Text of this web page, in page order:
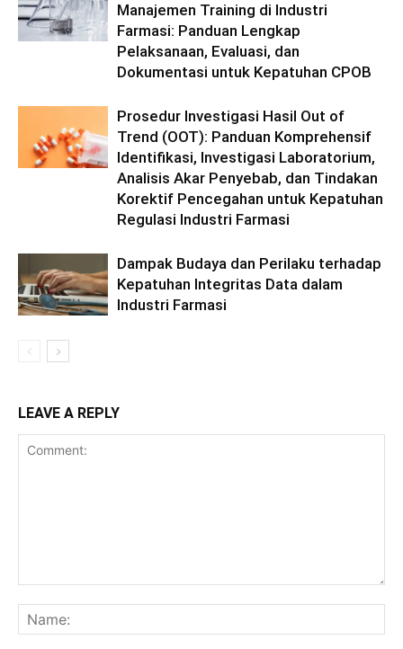
Manajemen Training di Industri
Farmasi: Panduan Lengkap
Pelaksanaan, Evaluasi, dan
Dokumentasi untuk Kepatuhan CPOB
Prosedur Investigasi Hasil Out of
Trend (OOT): Panduan Komprehensif
Identifikasi, Investigasi Laboratorium,
Analisis Akar Penyebab, dan Tindakan
Korektif Pencegahan untuk Kepatuhan
Regulasi Industri Farmasi
Dampak Budaya dan Perilaku terhadap
Kepatuhan Integritas Data dalam
Industri Farmasi
LEAVE A REPLY